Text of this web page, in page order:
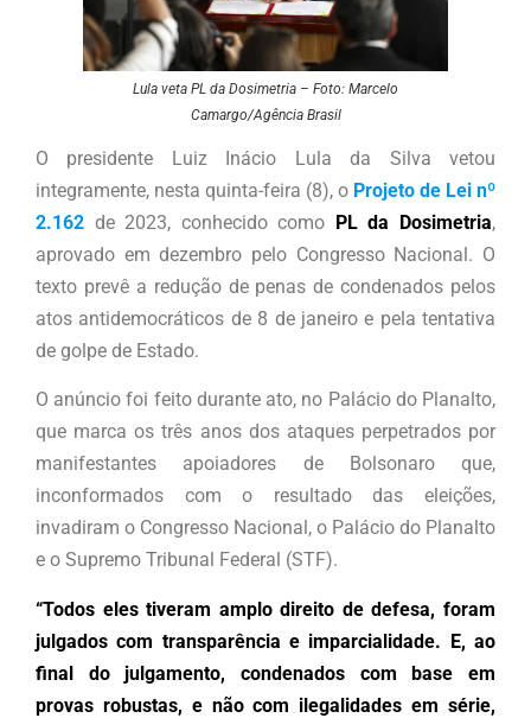
Lula veta PL da Dosimetria – Foto: Marcelo
Camargo/Agência Brasil
O presidente Luiz Inácio Lula da Silva vetou
integramente, nesta quinta-feira (8), o Projeto de Lei nº
2.162 de 2023, conhecido como PL da Dosimetria,
aprovado em dezembro pelo Congresso Nacional. O
texto prevê a redução de penas de condenados pelos
atos antidemocráticos de 8 de janeiro e pela tentativa
de golpe de Estado.
O anúncio foi feito durante ato, no Palácio do Planalto,
que marca os três anos dos ataques perpetrados por
manifestantes apoiadores de Bolsonaro que,
inconformados com o resultado das eleições,
invadiram o Congresso Nacional, o Palácio do Planalto
e o Supremo Tribunal Federal (STF).
“Todos eles tiveram amplo direito de defesa, foram
julgados com transparência e imparcialidade. E, ao
final do julgamento, condenados com base em
provas robustas, e não com ilegalidades em série,